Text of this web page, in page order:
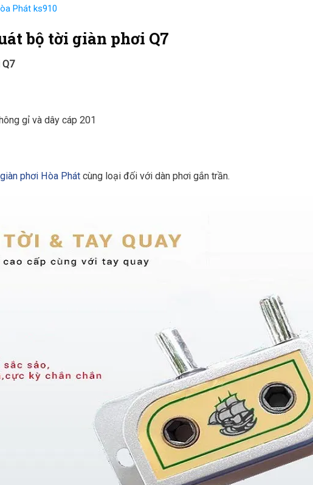
Phát ks910
bộ tời giàn phơi Q7
Q7
gỉ và dây cáp 201
giàn phơi Hòa Phát cùng loại đối với dàn phơi gắn trần.